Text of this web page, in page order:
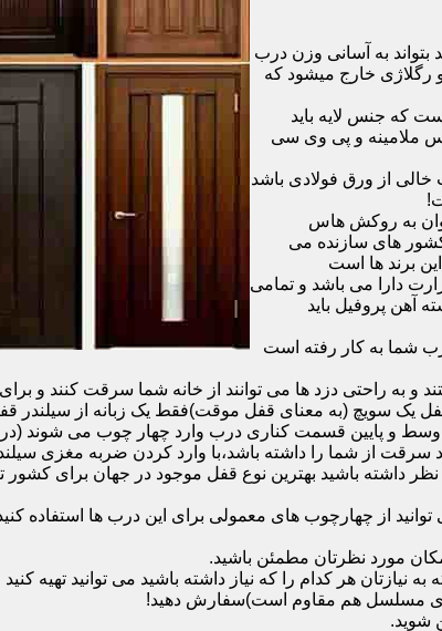
بتواند به آسانی وزن درب
رگلاژی خارج میشود که
که جنس لایه باید
ملامینه و پی وی سی
از ورق فولادی باشد
به روکش هاس
کشور های سازنده می
برند ها است
دارا می باشد و تمامی
آهن پروفیل باید
شما به کار رفته است
به راحتی دزد ها می توانند از خانه شما سرقت کنند و
و به این طریق کار می کند که با قفل یک سویچ (به معنای قفل موقت)فقط یک
سرقت از شما را داشته باشد،با وارد کردن ضربه مغزی
نظر داشته باشید بهترین نوع قفل موجود در جهان برای
از چهارچوب های معمولی برای این درب ها استفاده کنید
مورد نظرتان مطمئن باشید.
هر کدام را که نیاز داشته باشید می توانید تهیه
مسلسل هم مقاوم است)سفارش دهید!
شوید.